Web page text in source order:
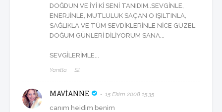
DOĞDUN VE İYİ Kİ SENİ TANIDIM..SEVGİNLE,
ENERJİNLE, MUTLULUK SAÇAN O IŞILTINLA,
SAĞLIKLA VE TÜM SEVDİKLERİNLE NİCE GÜZEL
DOĞUM GÜNLERİ DİLİYORUM SANA...
SEVGİLERİMLE...
Yanıtla Sil
MAVİANNE 15 Ekim 2008 15:35
canım heidim benim